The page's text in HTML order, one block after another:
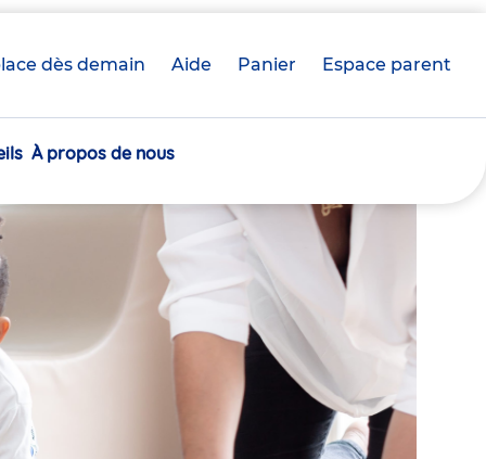
dès demain Aide Panier crèche(s)
Espace parent
À propos de nous